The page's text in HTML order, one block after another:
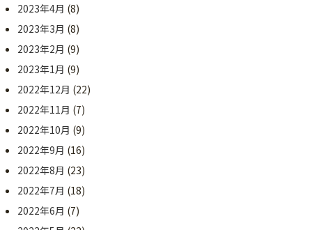
2023年4月 (8)
2023年3月 (8)
2023年2月 (9)
2023年1月 (9)
2022年12月 (22)
2022年11月 (7)
2022年10月 (9)
2022年9月 (16)
2022年8月 (23)
2022年7月 (18)
2022年6月 (7)